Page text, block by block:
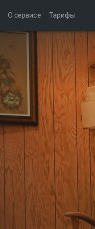
О сервисе Тарифы